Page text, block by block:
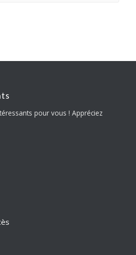
pour vous ! Appréciez